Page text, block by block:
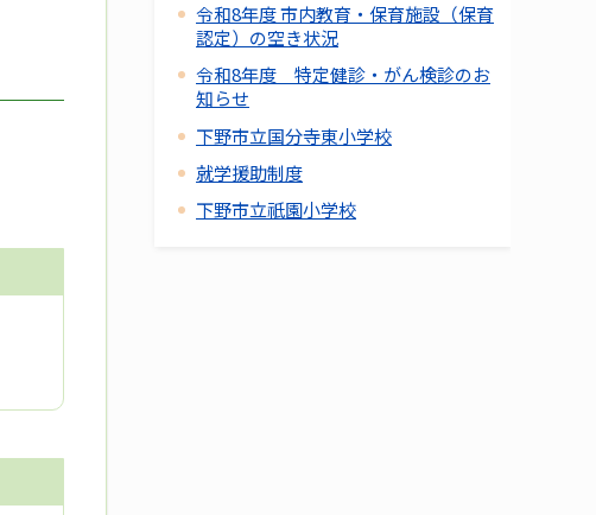
令和8年度 市内教育・保育施設（保育
認定）の空き状況
令和8年度 特定健診・がん検診のお
知らせ
下野市立国分寺東小学校
就学援助制度
下野市立祇園小学校